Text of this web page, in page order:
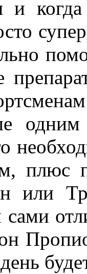
когда
одним
плюс
или
сами